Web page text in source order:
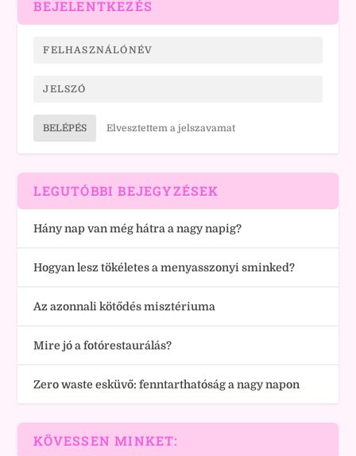
BEJELENTKEZÉS
BELÉPÉS Elvesztettem a jelszavamat
LEGUTÓBBI BEJEGYZÉSEK
Hány nap van még hátra a nagy napig?
Hogyan lesz tökéletes a menyasszonyi sminked?
Az azonnali kötődés misztériuma
Mire jó a fotórestaurálás?
Zero waste esküvő: fenntarthatóság a nagy napon
KÖVESSEN MINKET: